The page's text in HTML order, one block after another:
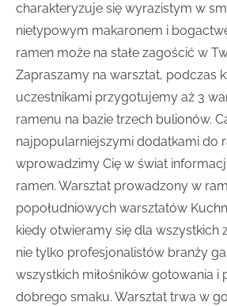
charakteryzuje się wyrazistym w
nietypowym makaronem i
ramen może na stałe zagościć w
Zapraszamy na warsztat, podczas
uczestnikami przygotujemy aż 3
ramenu na bazie trzech bulionów.
najpopularniejszymi dodatkami do
wprowadzimy Cię w świat
ramen. Warsztat prowadzony w
popołudniowych warsztatów
kiedy otwieramy się dla wszystkich
nie tylko profesjonalistów branży
wszystkich miłośników gotowania i
dobrego smaku. Warsztat trwa w